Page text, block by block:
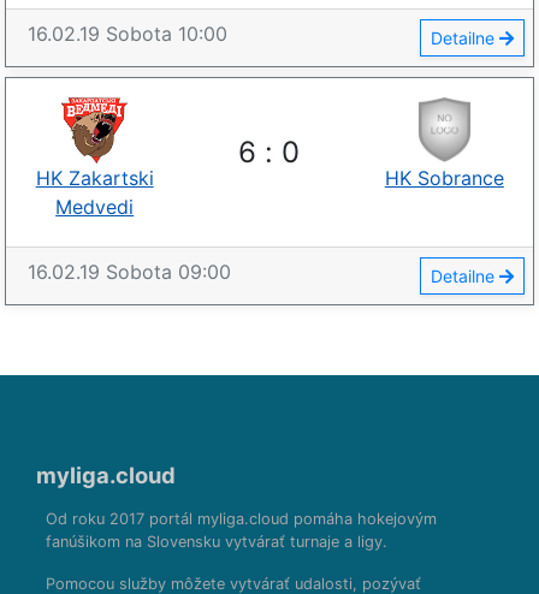
16.02.19 Sobota 10:00 Detailne
6 : 0
HK Zakartskі
Medvedi
HK Sobrance
16.02.19 Sobota 09:00 Detailne
myliga.cloud
Od roku 2017 portál myliga.cloud pomáha hokejovým
fanúšikom na Slovensku vytvárať turnaje a ligy.
Pomocou služby môžete vytvárať udalosti, pozývať